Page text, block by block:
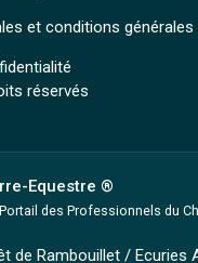
et conditions
réservés
Equestre ®
des Professionnels du
de Rambouillet/ Ecuries